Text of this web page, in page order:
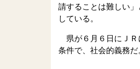
請することは難しい
している。
県が６月６日にＪＲ
条件で、社会的義務だ